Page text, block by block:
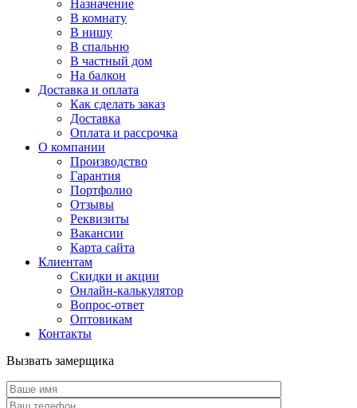
Назначение
В комнату
В нишу
В спальню
В частный дом
На балкон
Доставка и оплата
Как сделать заказ
Доставка
Оплата и рассрочка
О компании
Производство
Гарантия
Портфолио
Отзывы
Реквизиты
Вакансии
Карта сайта
Клиентам
Скидки и акции
Онлайн-калькулятор
Вопрос-ответ
Оптовикам
Контакты
Вызвать замерщика